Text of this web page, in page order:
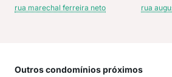
rua marechal ferreira neto rua
Outros condomínios próximos